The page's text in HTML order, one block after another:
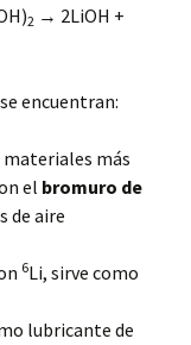
2 → 2LiOH +
encuentran:
materiales más
el bromuro de
de aire
6Li, sirve como
lubricante de